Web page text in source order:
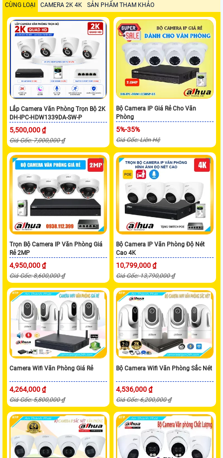
CÙNG LOẠI CAMERA 2K 4K SẢN PHẨM THAM KHẢO
Lắp Camera Văn Phòng Trọn Bộ 2K
DH-IPC-HDW1339DA-SW-P
5,500,000 ₫
Giá Gốc: 7,000,000 ₫
Bộ Camera IP Giá Rẻ Cho Văn
Phòng
5%-35%
Giá Gốc: Liên Hệ
Trọn Bộ Camera IP Văn Phòng Giá
Rẻ 2MP
4,950,000 ₫
Giá Gốc: 8,600,000 ₫
Bộ Camera IP Văn Phòng Độ Nét
Cao 4K
10,799,000 ₫
Giá Gốc: 13,790,000 ₫
Camera Wifi Văn Phòng Giá Rẻ
4,264,000 ₫
Giá Gốc: 5,800,000 ₫
Bộ Camera Wifi Văn Phòng Sắc Nét
4,536,000 ₫
Giá Gốc: 6,200,000 ₫